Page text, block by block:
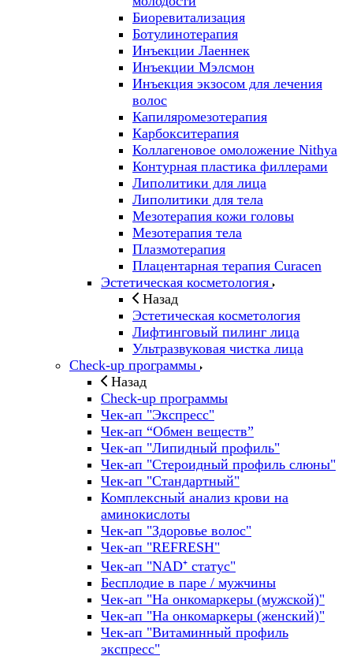
Биоревитализация
Ботулинотерапия
Инъекции Лаеннек
Инъекции Мэлсмон
Инъекция экзосом для лечения
волос
Капиляромезотерапия
Карбокситерапия
Коллагеновое омоложение Nithya
Контурная пластика филлерами
Липолитики для лица
Липолитики для тела
Мезотерапия кожи головы
Мезотерапия тела
Плазмотерапия
Плацентарная терапия Curacen
Эстетическая косметология
Назад
Эстетическая косметология
Лифтинговый пилинг лица
Ультразвуковая чистка лица
Check-up программы
Назад
Check-up программы
Чек-ап "Экспресс"
Чек-ап “Обмен веществ”
Чек-ап "Липидный профиль"
Чек-ап "Стероидный профиль слюны"
Чек-ап "Стандартный"
Комплексный анализ крови на
аминокислоты
Чек-ап "Здоровье волос"
Чек-ап "REFRESH"
Чек-ап "NAD⁺ статус"
Бесплодие в паре / мужчины
Чек-ап "На онкомаркеры (мужской)"
Чек-ап "На онкомаркеры (женский)"
Чек-ап "Витаминный профиль
экспресс"